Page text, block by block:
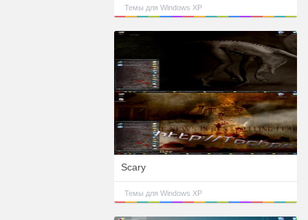
Темы для Windows XP
Scary
Темы для Windows XP